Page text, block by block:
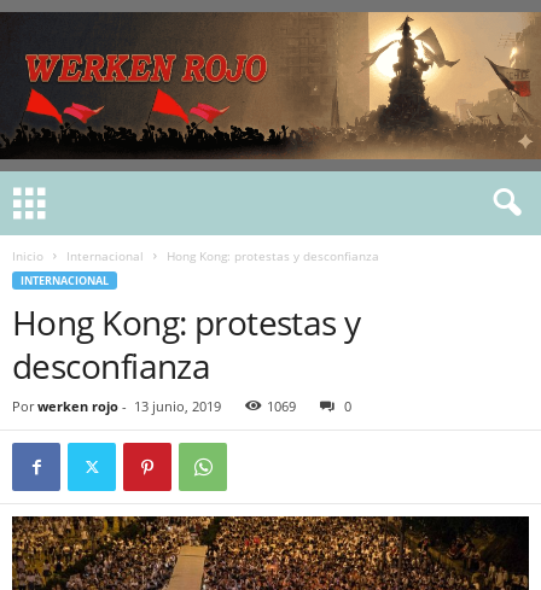
Inicio Internacional Hong Kong: protestas y desconfianza
INTERNACIONAL
Hong Kong: protestas y
desconfianza
Por werken rojo - 13 junio, 2019 1069 0